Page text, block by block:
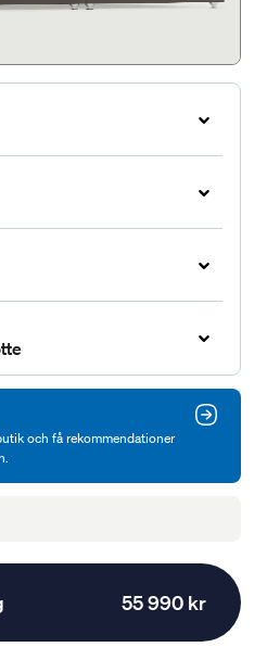
och få rekommendationer
55 990 kr